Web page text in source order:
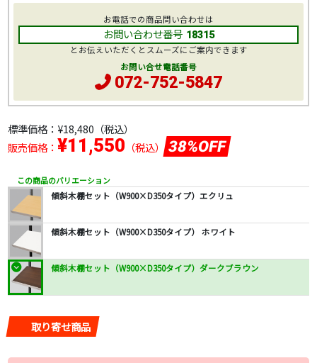
標準価格： ¥18,480 （税込）
販売価格： ¥11,550 （税込） 38%OFF
この商品のバリエーション
傾斜木棚セット（W900×D350タイプ）エクリュ
傾斜木棚セット（W900×D350タイプ） ホワイト
傾斜木棚セット（W900×D350タイプ）ダークブラウン
取り寄せ商品
お電話での商品問い合わせは
お問い合わせ番号 18315
とお伝えいただくとスムーズにご案内できます
お問い合せ電話番号
072-752-5847